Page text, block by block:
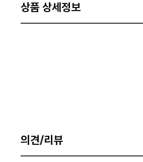
상품 상세정보
의견/리뷰